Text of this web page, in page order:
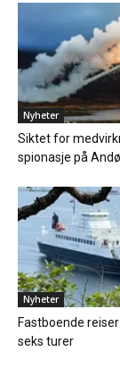
Nyheter
Siktet for
spionasje på
Nyheter
Fastboende
seks turer